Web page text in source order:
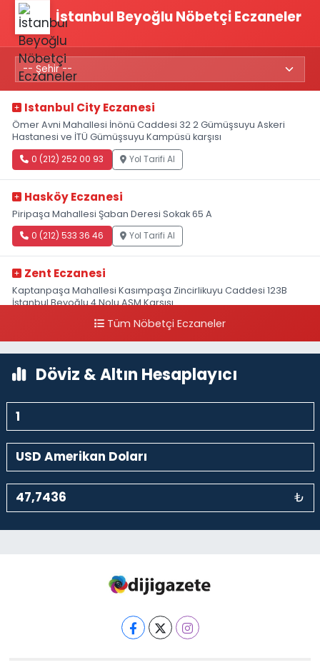
İstanbul Beyoğlu Nöbetçi Eczaneler
Istanbul City Eczanesi
Ömer Avni Mahallesi İnönü Caddesi 32 2 Gümüşsuyu Askeri
Hastanesi ve İTÜ Gümüşsuyu Kampüsü karşısı
0 (212) 252 00 93 Yol Tarifi Al
Hasköy Eczanesi
Piripaşa Mahallesi Şaban Deresi Sokak 65 A
0 (212) 533 36 46 Yol Tarifi Al
Zent Eczanesi
Kaptanpaşa Mahallesi Kasımpaşa Zincirlikuyu Caddesi 123B
İstanbul Beyoğlu 4 Nolu ASM Karşısı
0 (212) 297 96 92 Yol Tarifi Al
Tüm Nöbetçi Eczaneler
Döviz & Altın Hesaplayıcı
₺